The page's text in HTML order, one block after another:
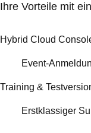
Ihre Vorteile mit
Hybrid Cloud
Event-
Training &
Erstklassiger